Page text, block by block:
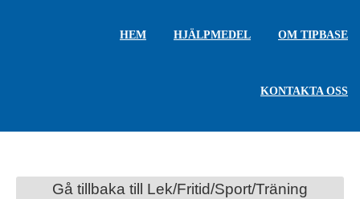
HEM HJÄLPMEDEL OM TIPBASE
KONTAKTA OSS
Gå tillbaka till Lek/Fritid/Sport/Träning